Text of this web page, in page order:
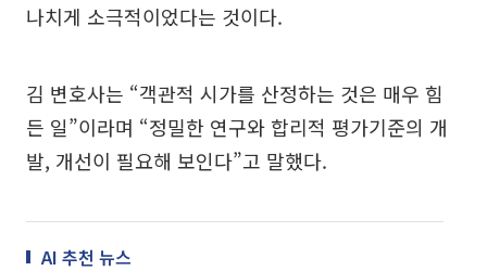
나치게 소극적이었다는 것이다.
김 변호사는 “객관적 시가를 산정하는 것은 매우 힘
든 일”이라며 “정밀한 연구와 합리적 평가기준의 개
발, 개선이 필요해 보인다”고 말했다.
AI 추천 뉴스